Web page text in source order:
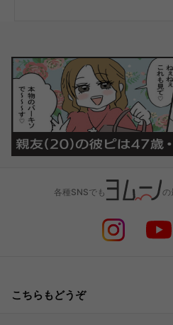
各種SNSでも の
こちらもどうぞ